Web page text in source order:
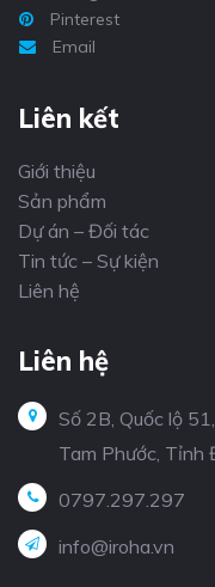
Pinterest
Email
Liên kết
Giới thiệu
Sản phẩm
Dự án – Đối tác
Tin tức – Sự kiện
Liên hệ
Liên hệ
Số 2B, Quốc lộ
Tam Phước, Tỉnh
0797.297.297
info@iroha.vn